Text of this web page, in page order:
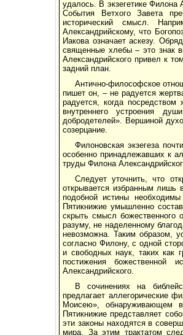
удалось. В экзегетике Филона
События Ветхого Завета
исторический смысл.
Александрийскому, что
Иакова означает аскезу.
священные хлебы – это знак
Александрийского привел к
задний план.
Антично-философское
пишет он, – не радуется
радуется, когда
внутреннего устроения
добродетелей». Вершиной
созерцание.
Филоновская экзегеза
особенно принадлежавших к
труды Филона
Следует уточнить, что
открывается избранным
подобной истины
Пятикнижие умышленно
скрыть смысл божественного
разуму, не наделенному
невозможна. Таким образом,
согласно Филону, с одной
и свободных наук, таких как
постижения божественной
Александрийского.
В сочинениях на
предлагает аллегорические
Моисею», обнаруживающем
Пятикнижие представляет
эти законы находятся в
мира. За этим трактатом